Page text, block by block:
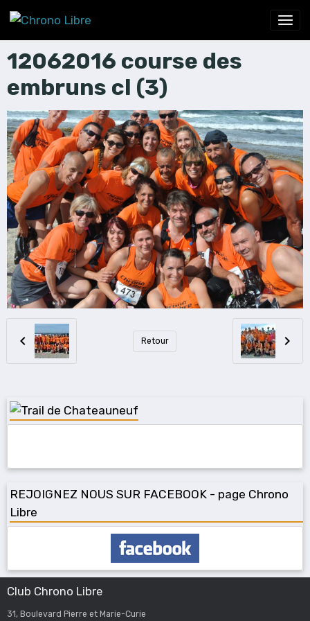
12062016 course des
embruns cl (3)
Retour
REJOIGNEZ NOUS SUR FACEBOOK - page Chrono
Libre
Club Chrono Libre
31, Boulevard Pierre et Marie-Curie